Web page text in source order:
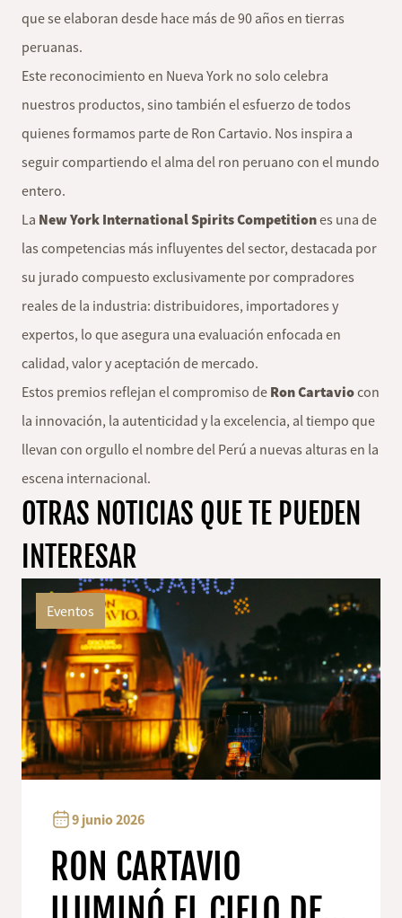
que se elaboran desde hace más de 90 años en tierras
peruanas.
Este reconocimiento en Nueva York no solo celebra
nuestros productos, sino también el esfuerzo de todos
quienes formamos parte de Ron Cartavio. Nos inspira a
seguir compartiendo el alma del ron peruano con el mundo
entero.
La New York International Spirits Competitiones una de
las competencias más influyentes del sector, destacada por
su jurado compuesto exclusivamente por compradores
reales de la industria: distribuidores, importadores y
expertos, lo que asegura una evaluación enfocada en
calidad, valor y aceptación de mercado.
Estos premios reflejan el compromiso de Ron Cartaviocon
la innovación, la autenticidad y la excelencia, al tiempo que
llevan con orgullo el nombre del Perú a nuevas alturas en la
escena internacional.
OTRAS NOTICIAS QUE TE PUEDEN
INTERESAR
Eventos
9 junio 2026
RON CARTAVIO